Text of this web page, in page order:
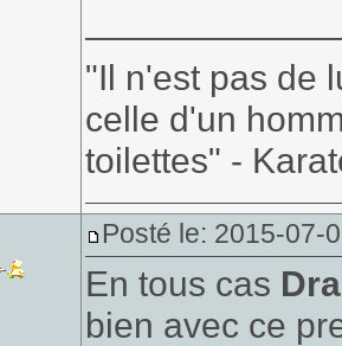
"Il n'est pas de
celle d'un
toilettes" -
Posté le: 2015-07-
En tous cas
bien avec ce